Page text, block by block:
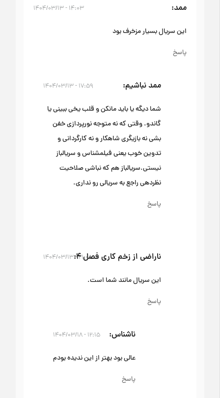
ممد ۱۴:۰۳ - ۱۴۰۴/۰۳/۱۳
این سریال بسیار مزخرف بود
پاسخ
ممد نباشیم ۱۷:۵۹ - ۱۴۰۴/۰۳/۱۳
شما دیگه یا باید مانکن و قلب یخی ببینی یا
گاندو. وقتی که نه متوجه نورپردازی خفن
بشی نه بازیگری شاهکار و نه کارگردانی و
تدوین خوب یعنی فیلمشناس و سریالباز
نیستی.سریالباز هم که نباشی صلاحیت
نظردهی راجع به سریالی رو نداری.
پاسخ
ناراضی از زخم کاری فصل ۴
۲۱:۰۸ - ۱۴۰۴/۰۳/۱۳
این سریال مانند شما است.
پاسخ
ناشناس ۱۲:۱۵ - ۱۴۰۴/۰۳/۱۸
عالی بود بهتر از این ندیده بودم
پاسخ